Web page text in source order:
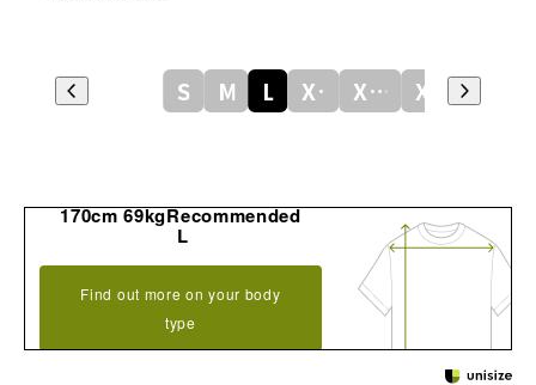
XL XXL XXXL
170cm 69kgRecommended
L
Find out more on your body
type